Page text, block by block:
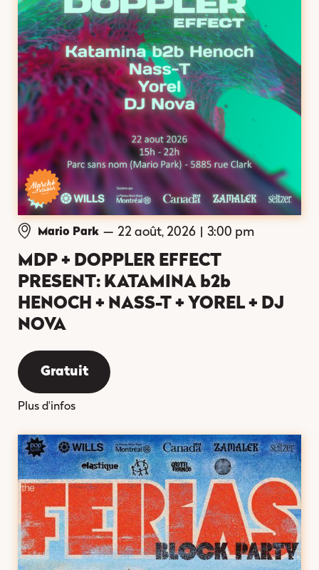
Mario Park — 22 août, 2026 3:00 pm
MDP + DOPPLER EFFECT
PRESENT: KATAMINA b2b
HENOCH + NASS-T + YOREL + DJ
NOVA
Gratuit
Plus d'infos